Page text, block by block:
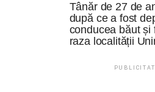
Tânăr de 27 de
după ce a fost
conducea băut și
raza localității